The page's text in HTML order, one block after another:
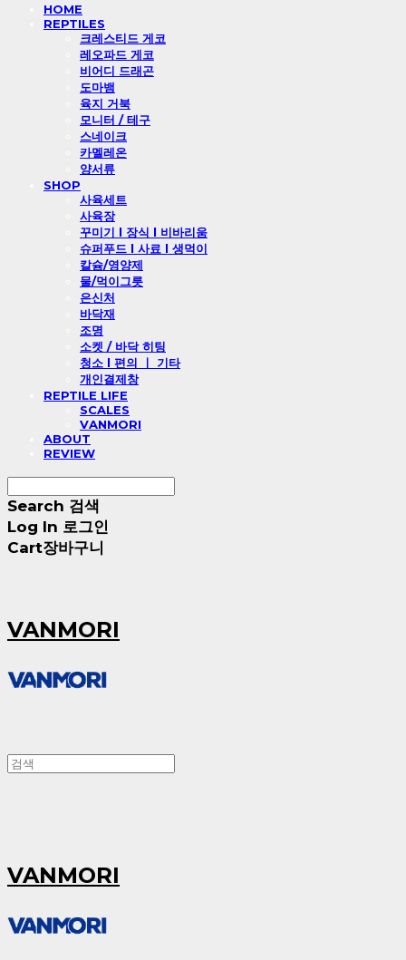
HOME
REPTILES
크레스티드 게코
레오파드 게코
비어디 드래곤
도마뱀
육지 거북
모니터 / 테구
스네이크
카멜레온
양서류
SHOP
사육세트
사육장
꾸미기 l 장식 l 비바리움
슈퍼푸드 l 사료 l 생먹이
칼슘/영양제
물/먹이그릇
은신처
바닥재
조명
소켓 / 바닥 히팅
청소 l 편의 ㅣ 기타
개인결제창
REPTILE LIFE
SCALES
VANMORI
ABOUT
REVIEW
Search 검색
Log In 로그인
Cart장바구니
VANMORI
VANMORI